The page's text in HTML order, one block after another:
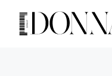
contenuto